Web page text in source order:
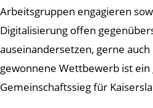
Arbeitsgruppen engagieren
Digitalisierung offen
auseinandersetzen, gerne
gewonnene Wettbewerb ist
Gemeinschaftssieg für